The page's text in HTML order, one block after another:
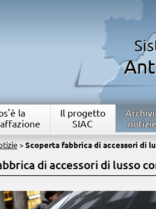
la
Il progetto
SIAC
> Scoperta fabbrica di accessori di
di accessori di lusso